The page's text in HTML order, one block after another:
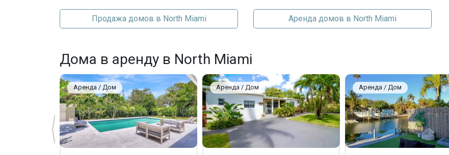
Продажа домов в North Miami Аренда домов в North Miami
Дома в аренду в North Miami
Аренда / Дом Аренда / Дом Аренда / Дом